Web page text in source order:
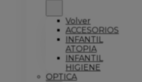
Volver
ACCESORIOS
INFANTIL
ATOPIA
INFANTIL
HIGIENE
OPTICA